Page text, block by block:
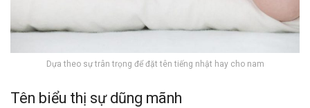
Dựa theo sự trân trọng để đặt tên tiếng nhật hay cho nam
Tên biểu thị sự dũng mãnh